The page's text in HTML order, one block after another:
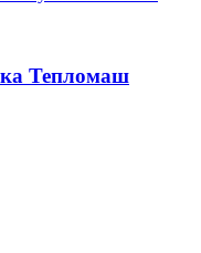
Тепломаш